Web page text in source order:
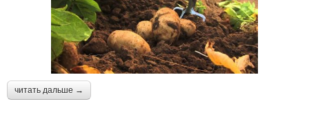
читать дальше →